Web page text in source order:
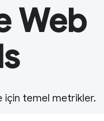
Web
için temel metrikler.